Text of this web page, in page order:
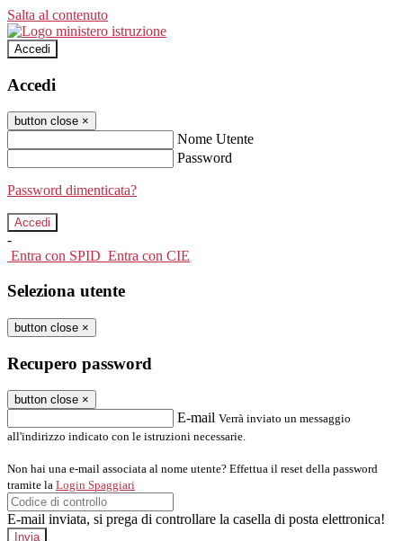
Salta al contenuto
Accedi
Accedi
button close ×
Nome Utente
Password
Password dimenticata?
-
Entra con SPID Entra con CIE
Seleziona utente
button close ×
Recupero password
button close ×
E-mail Verrà inviato un messaggio
all'indirizzo indicato con le istruzioni necessarie.
Non hai una e-mail associata al nome utente? Effettua il reset della password
tramite la Login Spaggiari
E-mail inviata, si prega di controllare la casella di posta elettronica!